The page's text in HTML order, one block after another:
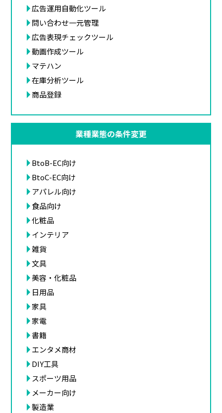
広告運用自動化ツール
問い合わせ一元管理
広告表現チェックツール
動画作成ツール
マテハン
在庫分析ツール
商品登録
業種業態の条件変更
BtoB-EC向け
BtoC-EC向け
アパレル向け
食品向け
化粧品
インテリア
雑貨
文具
美容・化粧品
日用品
家具
家電
書籍
エンタメ商材
DIY工具
スポーツ用品
メーカー向け
製造業